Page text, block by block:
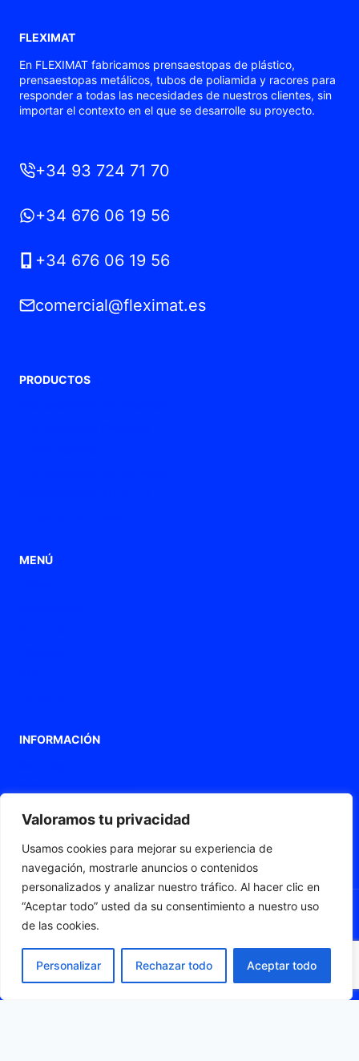
Valoramos tu privacidad
Usamos cookies para mejorar su experiencia de
navegación, mostrarle anuncios o contenidos
personalizados y analizar nuestro tráfico. Al hacer clic en
“Aceptar todo” usted da su consentimiento a nuestro uso
de las cookies.
Personalizar Rechazar todo Aceptar todo
FLEXIMAT
En FLEXIMAT fabricamos prensaestopas de plástico,
prensaestopas metálicos, tubos de poliamida y racores para
responder a todas las necesidades de nuestros clientes, sin
importar el contexto en el que se desarrolle su proyecto.
+34 93 724 71 70
+34 676 06 19 56
+34 676 06 19 56
comercial@fleximat.es
PRODUCTOS
MENÚ
INFORMACIÓN
Declaración de accesibilidad
Mapa web
© 2026 Fleximat